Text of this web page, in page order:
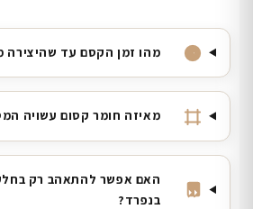
מהו זמן הקסם עד שהיצירה
מאיזה חומר קסום עשויה
האם אפשר להתאהב רק
בנפרד?